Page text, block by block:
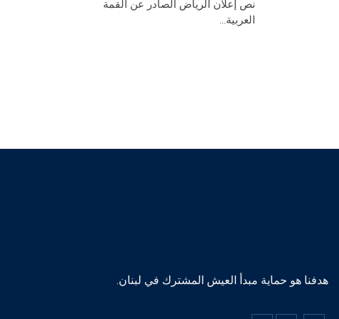
نص إعلان الرياض الصادر عن القمة
العربية...
هدفنا هو حماية مبدأ العيش المشترك في لبنان.